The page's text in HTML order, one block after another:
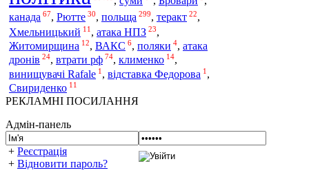
канада 67, Рютте 30, польща 299, теракт 22,
Хмельницький 11 , атака НПЗ 23,
Житомирщина 12, ВАКС 6, поляки 4, атака
дронів 24, втрати рф 74, клименко 14,
винищувачі Rafale 1 , відставка Федорова 1 ,
Свириденко 11
РЕКЛАМНІ ПОСИЛАННЯ
Адмін-панель
+ Реєстрація
+ Відновити пароль?